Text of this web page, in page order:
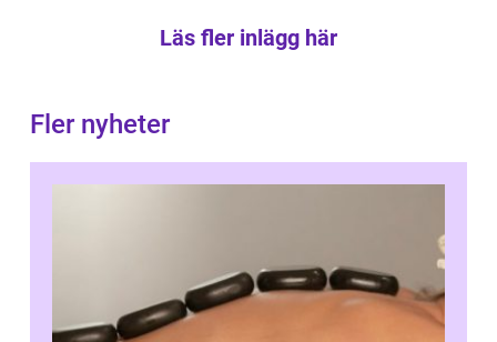
Läs fler inlägg här
Fler nyheter